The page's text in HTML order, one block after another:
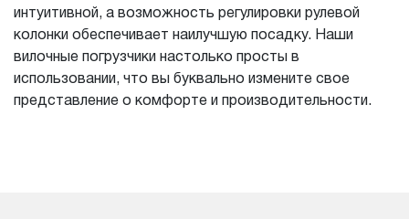
интуитивной, а возможность регулировки рулевой
колонки обеспечивает наилучшую посадку. Наши
вилочные погрузчики настолько просты в
использовании, что вы буквально измените свое
представление о комфорте и производительности.